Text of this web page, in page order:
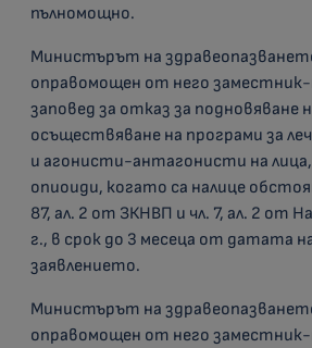
пълномощно.
Министърът на
оправомощен от него
заповед за отказ за подновяване
осъществяване на програми за
и агонисти-антагонисти на
опиоиди, когато са налице
87, ал. 2 от ЗКНВП и чл. 7, ал. 2 от
г., в срок до 3 месеца от датата
заявлението.
Министърът на
оправомощен от него